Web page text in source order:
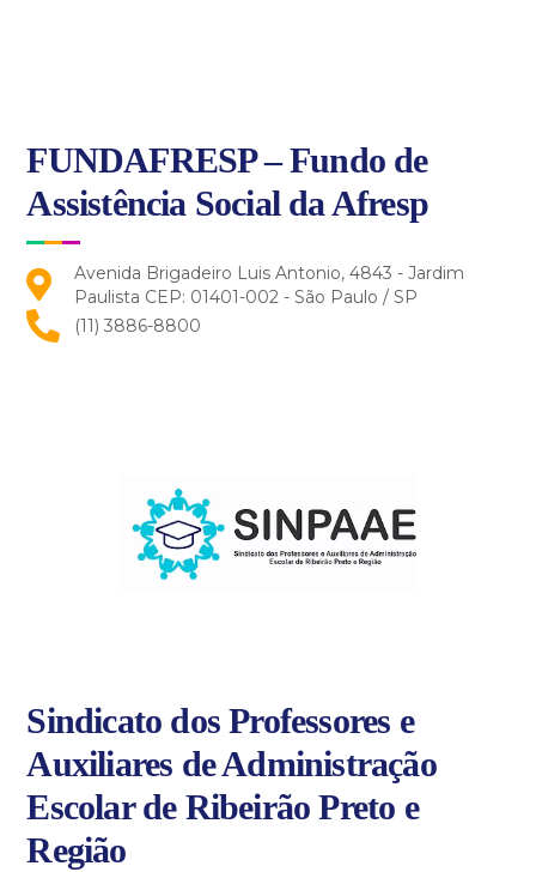
FUNDAFRESP – Fundo de
Assistência Social da Afresp
Avenida Brigadeiro Luis Antonio, 4843 - Jardim
Paulista CEP: 01401-002 - São Paulo / SP
(11) 3886-8800
Sindicato dos Professores e
Auxiliares de Administração
Escolar de Ribeirão Preto e
Região